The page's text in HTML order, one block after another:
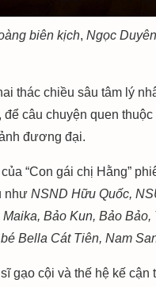
biên kịch,Ngọc
thác chiều sâu tâm lý
câu chuyện quen
đương đại.
“Con gái chị Hằng”
nhưNSND Hữu Quốc,
Bảo Kun, Bảo
Bella Cát Tiên, Nam
gạo cội và thế hệ kế